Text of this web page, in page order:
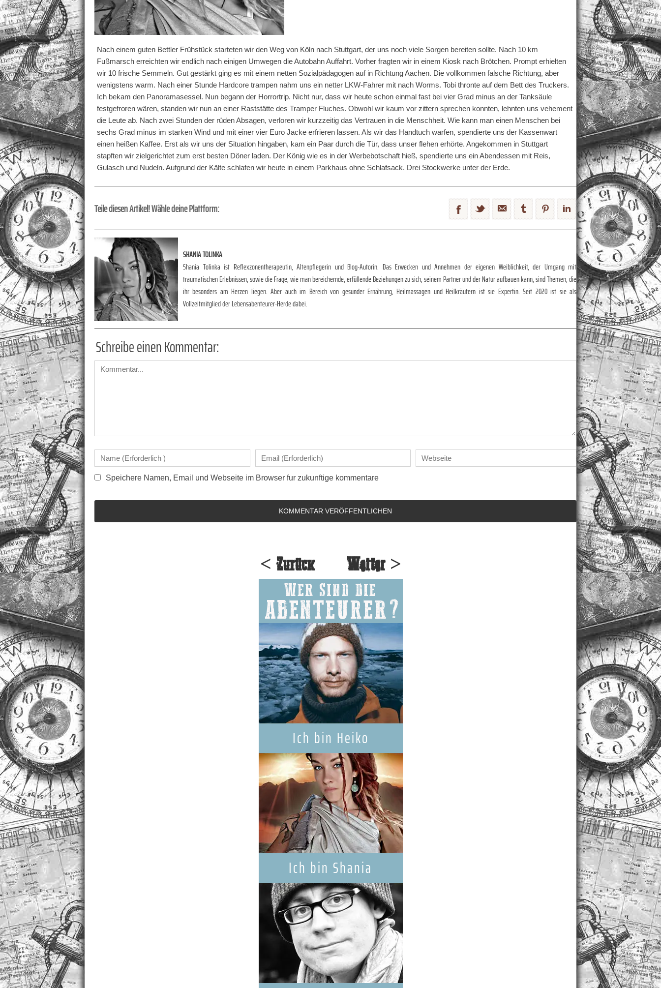
Nach einem guten Bettler Frühstück starteten wir den Weg von Köln nach Stuttgart, der uns noch viele Sorgen bereiten sollte. Nach 10 km
Fußmarsch erreichten wir endlich nach einigen Umwegen die Autobahn Auffahrt. Vorher fragten wir in einem Kiosk nach Brötchen. Prompt erhielten
wir 10 frische Semmeln. Gut gestärkt ging es mit einem netten Sozialpädagogen auf in Richtung Aachen. Die vollkommen falsche Richtung, aber
wenigstens warm. Nach einer Stunde Hardcore trampen nahm uns ein netter LKW-Fahrer mit nach Worms. Tobi thronte auf dem Bett des Truckers.
Ich bekam den Panoramasessel. Nun begann der Horrortrip. Nicht nur, dass wir heute schon einmal fast bei vier Grad minus an der Tanksäule
festgefroren wären, standen wir nun an einer Raststätte des Tramper Fluches. Obwohl wir kaum vor zittern sprechen konnten, lehnten uns vehement
die Leute ab. Nach zwei Stunden der rüden Absagen, verloren wir kurzzeitig das Vertrauen in die Menschheit. Wie kann man einen Menschen bei
sechs Grad minus im starken Wind und mit einer vier Euro Jacke erfrieren lassen. Als wir das Handtuch warfen, spendierte uns der Kassenwart
einen heißen Kaffee. Erst als wir uns der Situation hingaben, kam ein Paar durch die Tür, dass unser flehen erhörte. Angekommen in Stuttgart
stapften wir zielgerichtet zum erst besten Döner laden. Der König wie es in der Werbebotschaft hieß, spendierte uns ein Abendessen mit Reis,
Gulasch und Nudeln. Aufgrund der Kälte schlafen wir heute in einem Parkhaus ohne Schlafsack. Drei Stockwerke unter der Erde.
Teile diesen Artikel! Wähle deine Plattform:
SHANIA TOLINKA
Shania Tolinka ist Reflexzonentherapeutin, Altenpflegerin und Blog-Autorin. Das Erwecken und Annehmen der eigenen Weiblichkeit, der Umgang mit
traumatischen Erlebnissen, sowie die Frage, wie man bereichernde, erfüllende Beziehungen zu sich, seinem Partner und der Natur aufbauen kann, sind Themen, die
ihr besonders am Herzen liegen. Aber auch im Bereich von gesunder Ernährung, Heilmassagen und Heilkräutern ist sie Expertin. Seit 2020 ist sie als
Vollzeitmitglied der Lebensabenteurer-Herde dabei.
Schreibe einen Kommentar:
Speichere Namen, Email und Webseite im Browser fur zukunftige kommentare
< Zurück Weiter >
WER SIND DIE
ABENTEURER?
Ich bin Heiko
Ich bin Shania